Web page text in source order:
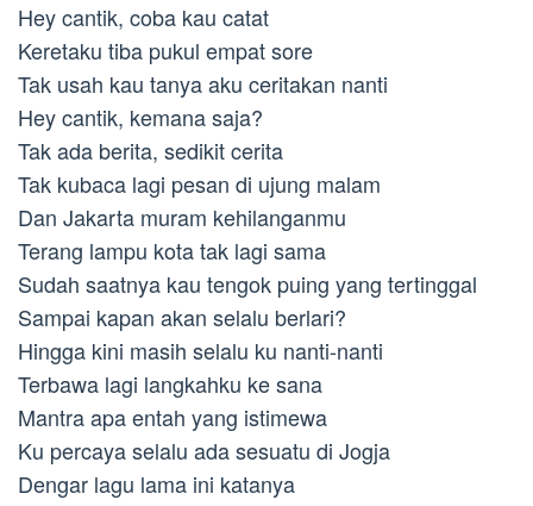
Hey cantik, coba kau catat
Keretaku tiba pukul empat sore
Tak usah kau tanya aku ceritakan nanti
Hey cantik, kemana saja?
Tak ada berita, sedikit cerita
Tak kubaca lagi pesan di ujung malam
Dan Jakarta muram kehilanganmu
Terang lampu kota tak lagi sama
Sudah saatnya kau tengok puing yang tertinggal
Sampai kapan akan selalu berlari?
Hingga kini masih selalu ku nanti-nanti
Terbawa lagi langkahku ke sana
Mantra apa entah yang istimewa
Ku percaya selalu ada sesuatu di Jogja
Dengar lagu lama ini katanya